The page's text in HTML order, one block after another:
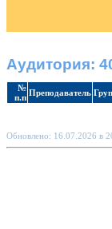
Аудитория:
№
п.п Преподаватель
Обновлено: 16.07.2026 в